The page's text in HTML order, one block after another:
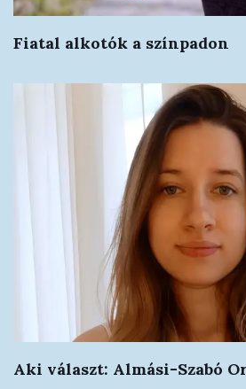
Fiatal alkotók a színpadon
Aki választ: Almási-Szabó